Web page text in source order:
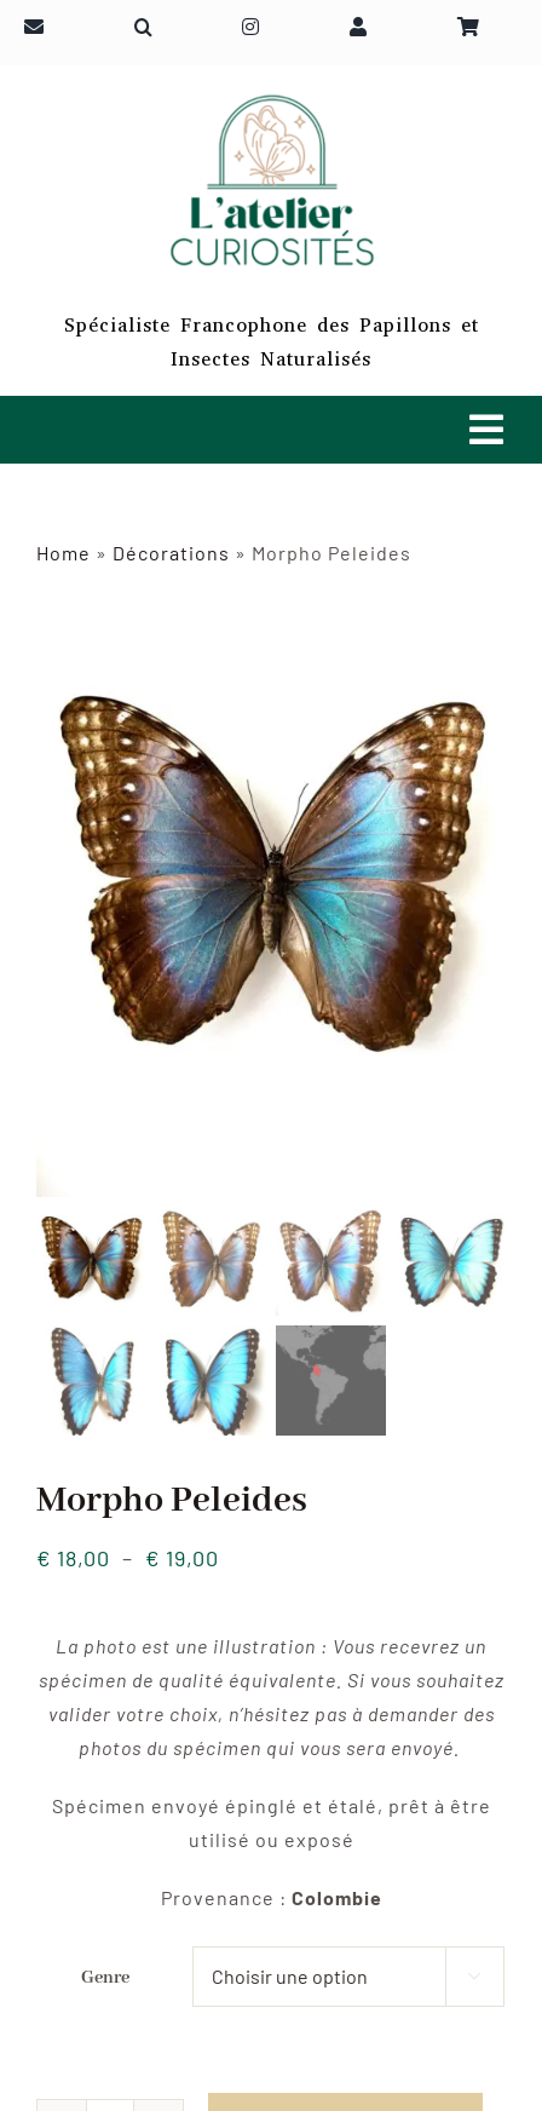
Passer
Spécialiste Francophone des Papillons et
Insectes Naturalisés
MATÉRIELS
CURIOSITÉS
À PROPOS
CONTACT
Home » Décorations » Morpho Peleides
Morpho Peleides
€ 18,00 – € 19,00
prix :
€ 18,00
à
€ 19,00
La photo est une illustration : Vous recevrez un
spécimen de qualité équivalente. Si vous souhaitez
valider votre choix, n’hésitez pas à demander des
photos du spécimen qui vous sera envoyé.
Spécimen envoyé épinglé et étalé, prêt à être
utilisé ou exposé
Provenance : Colombie
Genre 